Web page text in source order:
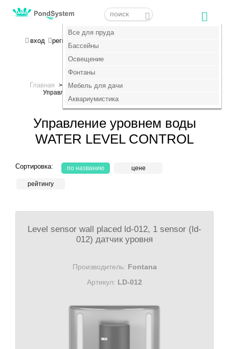
Все для пруда
Бассейны
Освещение
Фонтаны
Мебель для дачи
Аквариумистика
Все для пруда
Бассейны
Освещение
Фонтаны
Мебель для дачи
Аквариумистика
вход регистрация
+7 (495) 647-14-07
Главная > Фонтаны > Комплектующие для фонтанов
Управление уровнем воды WATER LEVEL CONTROL
Управление уровнем воды
WATER LEVEL CONTROL
Сортировка: по названию цене
рейтингу
Level sensor wall placed ld-012, 1 sensor (ld-
012) датчик уровня
Производитель: Fontana
Артикул: LD-012